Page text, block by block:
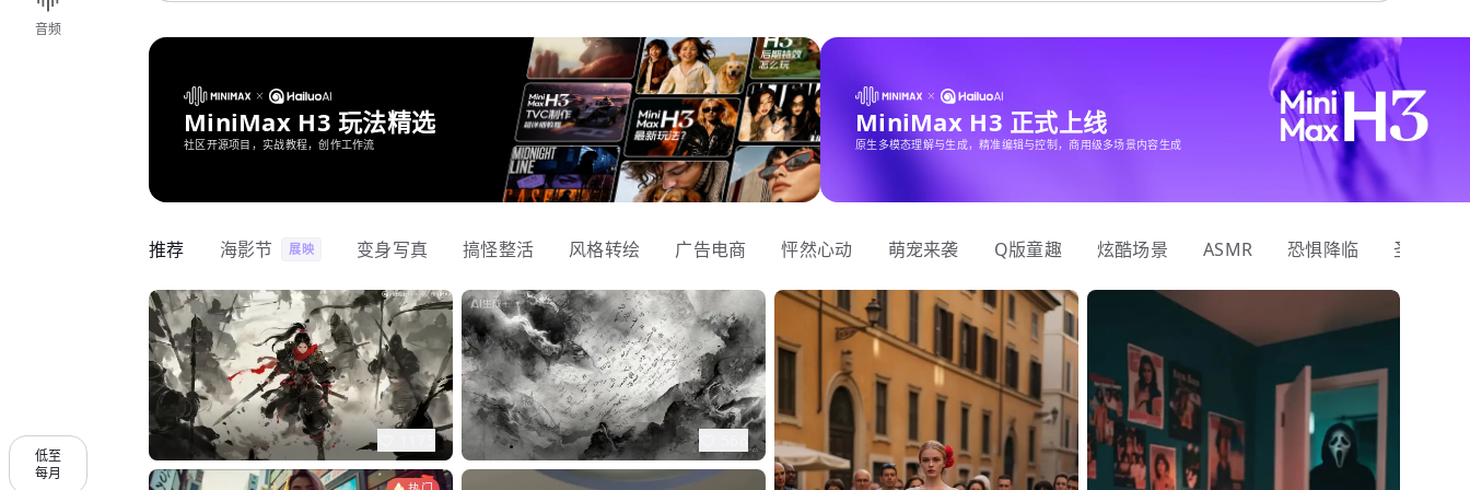
音频
低至
每月
MiniMax H3 玩法精选
社区开源项目，实战教程，创作工作流
MiniMax H3 正式上线
原生多模态理解与生成，精准编辑与控制，商用级多场景内容生成
推荐 海影节 展映 变身写真 搞怪整活 风格转绘 广告电商 怦然心动 萌宠来袭 Q版童趣 炫酷场景 ASMR 恐惧降临 圣诞狂欢